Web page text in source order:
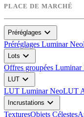
PLACE DE MARCHÉ
Préréglages expand_more
Préréglages Luminar Neo
Lots expand_more
Offres groupées Luminar
LUT expand_more
LUT Luminar NeoLUT
Incrustations expand_more
TexturesObjets Célestes